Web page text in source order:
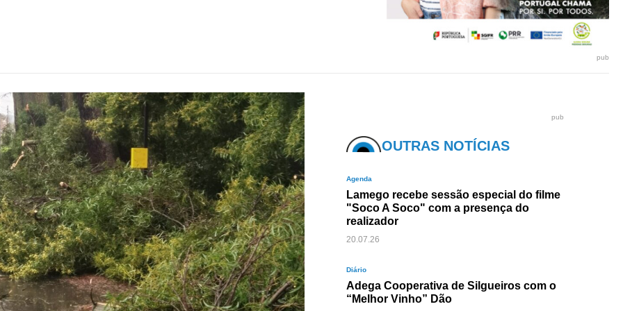
pub
pub
OUTRAS NOTÍCIAS
Agenda
Lamego recebe sessão especial do filme
"Soco A Soco" com a presença do
realizador
20.07.26
Diário
Adega Cooperativa de Silgueiros com o
“Melhor Vinho” Dão